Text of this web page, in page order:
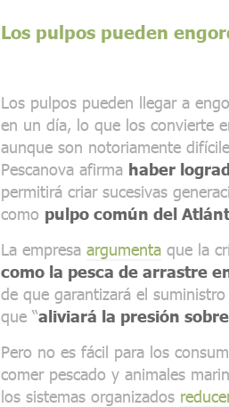
Los pulpos pueden
Los pulpos pueden llegar a
en un día, lo que los convierte
aunque son notoriamente
Pescanova afirma haber
permitirá criar sucesivas
como pulpo común del
La empresa argumenta que la
como la pesca de arrastre
de que garantizará el
que “aliviará la presión
Pero no es fácil para los
comer pescado y animales
los sistemas organizados